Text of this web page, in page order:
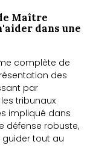
Maître
dans une
complète de
des
par
tribunaux
impliqué dans
défense robuste,
tout au